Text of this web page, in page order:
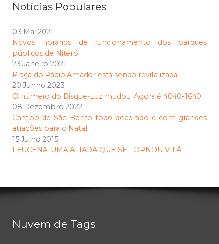
Notícias Populares
03 Mai 2021
Novos horários de funcionamento dos parques
públicos de Niterói
23 Janeiro 2021
Praça do Rádio Amador está sendo revitalizada
20 Junho 2023
O número do Disque-Luz mudou: Agora é 4040-1640
08 Dezembro 2022
Campo de São Bento todo decorado e com grandes
atrações para o Natal
15 Julho 2015
LEUCENA: UMA ALIADA QUE SE TORNOU VILÃ
Nuvem de Tags